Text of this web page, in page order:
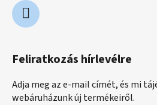
Feliratkozás hírlevélre
Adja meg az e-mail címét, és mi
webáruházunk új termékeiről.